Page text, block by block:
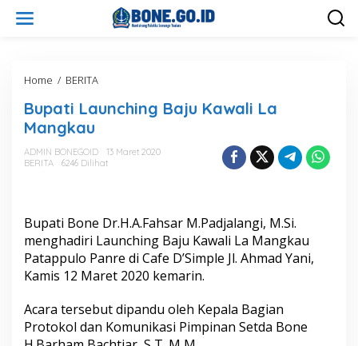
Home / BERITA
p
L
h
i
n
g
a
j
u
Bupati Launching Baju Kawali La
Mangkau
ADMIN BONEGOID
13 Maret 2020
BERITA
6246 Dilihat
Bupati Bone Dr.H.A.Fahsar M.Padjalangi, M.Si.
menghadiri Launching Baju Kawali La Mangkau
Patappulo Panre di Cafe D’Simple Jl. Ahmad Yani,
Kamis 12 Maret 2020 kemarin.
Acara tersebut dipandu oleh Kepala Bagian
Protokol dan Komunikasi Pimpinan Setda Bone